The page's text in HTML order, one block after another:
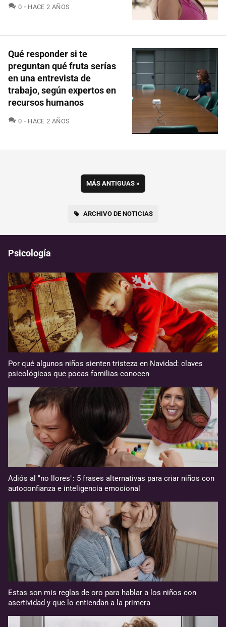
0 COMENTARIOS
HACE 2 AÑOS
Qué responder si te
preguntan qué fruta serías
en una entrevista de
trabajo, según expertos en
recursos humanos
0 COMENTARIOS
HACE 2 AÑOS
MÁS ANTIGUAS »
ARCHIVO DE NOTICIAS
Psicología
Por qué algunos niños sienten tristeza en Navidad: claves
psicológicas que pocas familias conocen
Adiós al "no llores": 5 frases alternativas para criar niños con
autoconfianza e inteligencia emocional
Estas son mis reglas de oro para hablar a los niños con
asertividad y que lo entiendan a la primera